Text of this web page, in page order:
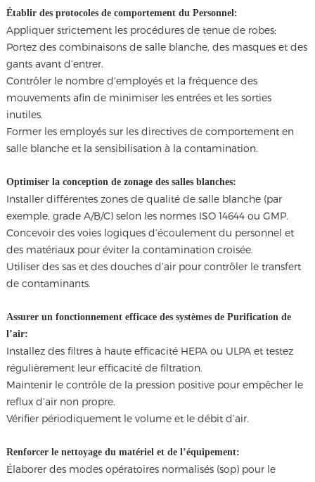
Établir des protocoles de comportement du Personnel:
Appliquer strictement les procédures de tenue de robes;
Portez des combinaisons de salle blanche, des masques et des
gants avant d’entrer.
Contrôler le nombre d’employés et la fréquence des
mouvements afin de minimiser les entrées et les sorties
inutiles.
Former les employés sur les directives de comportement en
salle blanche et la sensibilisation à la contamination.
Optimiser la conception de zonage des salles blanches:
Installer différentes zones de qualité de salle blanche (par
exemple, grade A/B/C) selon les normes ISO 14644 ou GMP.
Concevoir des voies logiques d’écoulement du personnel et
des matériaux pour éviter la contamination croisée.
Utiliser des sas et des douches d’air pour contrôler le transfert
de contaminants.
Assurer un fonctionnement efficace des systèmes de Purification de
l’air:
Installez des filtres à haute efficacité HEPA ou ULPA et testez
régulièrement leur efficacité de filtration.
Maintenir le contrôle de la pression positive pour empêcher le
reflux d’air non propre.
Vérifier périodiquement le volume et le débit d’air.
Renforcer le nettoyage du matériel et de l’équipement:
Élaborer des modes opératoires normalisés (sop) pour le